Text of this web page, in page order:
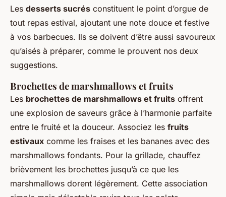
Les desserts sucrés constituent le point d’orgue de
tout repas estival, ajoutant une note douce et festive
à vos barbecues. Ils se doivent d’être aussi savoureux
qu’aisés à préparer, comme le prouvent nos deux
suggestions.
Brochettes de marshmallows et fruits
Les brochettes de marshmallows et fruits offrent
une explosion de saveurs grâce à l’harmonie parfaite
entre le fruité et la douceur. Associez les fruits
estivaux comme les fraises et les bananes avec des
marshmallows fondants. Pour la grillade, chauffez
brièvement les brochettes jusqu’à ce que les
marshmallows dorent légèrement. Cette association